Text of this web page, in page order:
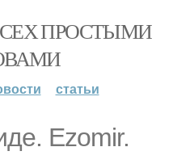
ПРОСТЫМИ
статьи
Ezomir.